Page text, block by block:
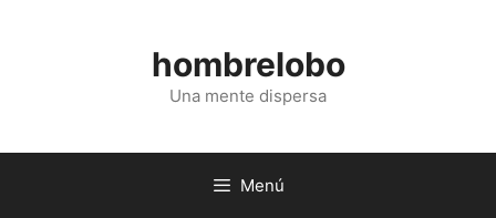
hombrelobo
Una mente dispersa
Menú